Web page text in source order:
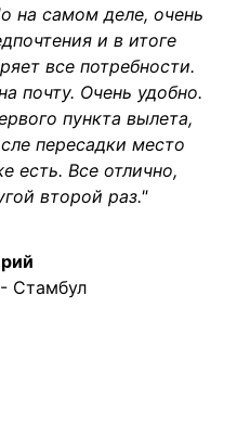
на самом деле, очень
и в итоге
все потребности.
почту. Очень удобно.
пункта вылета,
пересадки место
есть. Все отлично,
второй раз."
Стамбул